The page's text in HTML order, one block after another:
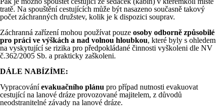
tratě. Na spouštění cestujících může být nasazeno současně takový
počet záchranných družstev, kolik je k dispozici souprav.
Záchranná zařízení mohou používat pouze osoby odborně způsobilé
pro práci ve výškách a nad volnou hloubkou, které byly s ohledem
na vyskytující se rizika pro předpokládané činnosti vyškoleni dle NV
č.362/2005 Sb. a prakticky zaškoleni.
DÁLE NABÍZÍME:
Vypracováníevakuačního plánu pro případ nutnosti evakuovat
cestující na lanové dráze provozované majitelem, z důvodů
neodstranitelné závady na lanové dráze.